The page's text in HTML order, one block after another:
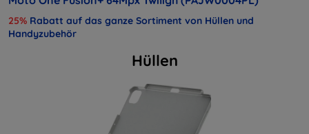
25% Rabatt auf das ganze Sortiment von Hüllen und
Handyzubehör
Hüllen